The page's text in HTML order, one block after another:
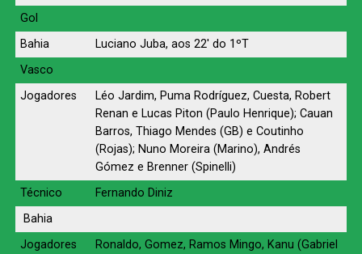
Gol
Bahia
Luciano Juba, aos 22′ do 1ºT
Vasco
Jogadores
Léo Jardim, Puma Rodríguez, Cuesta, Robert
Renan e Lucas Piton (Paulo Henrique); Cauan
Barros, Thiago Mendes (GB) e Coutinho
(Rojas); Nuno Moreira (Marino), Andrés
Gómez e Brenner (Spinelli)
Técnico
Fernando Diniz
Bahia
Jogadores
Ronaldo, Gomez, Ramos Mingo, Kanu (Gabriel